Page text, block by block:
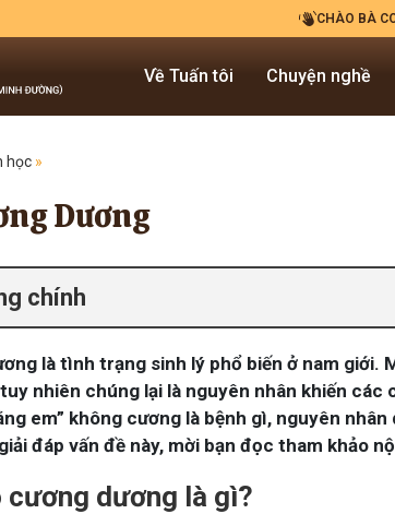
CHÀO BÀ
Về Tuấn tôi Chuyện nghề
học »
Dương
chính
là tình trạng sinh lý phổ biến ở nam giới.
nhiên chúng lại là nguyên nhân khiến các
em” không cương là bệnh gì, nguyên
đáp vấn đề này, mời bạn đọc tham khảo
cương dương là gì?